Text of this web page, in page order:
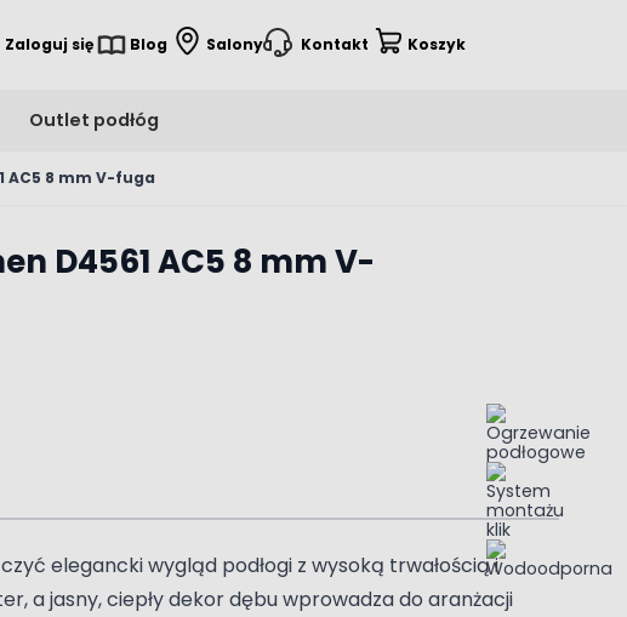
Zaloguj się Blog Salony Kontakt Koszyk
Outlet podłóg
AC5 8 mm V-fuga
D4561 AC5 8 mm V-
elegancki wygląd podłogi z wysoką trwałością i
a jasny, ciepły dekor dębu wprowadza do aranżacji